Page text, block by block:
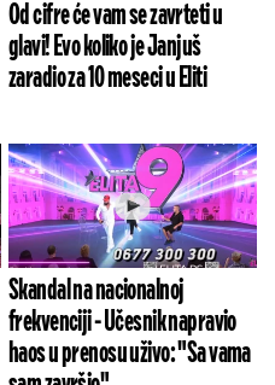
Od cifre će vam se zavrteti u
glavi! Evo koliko je Janjuš
zaradio za 10 meseci u Eliti
Skandal na nacionalnoj
frekvenciji - Učesnik napravio
haos u prenosu uživo: "Sa vama